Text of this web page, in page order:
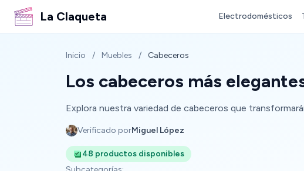
La Claqueta Electrodomésticos
Inicio / Muebles / Cabeceros
Los cabeceros más
Explora nuestra variedad de cabeceros que
Verificado porMiguel López
48 productos disponibles